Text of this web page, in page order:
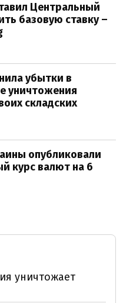
Центральный
базовую ставку –
убытки в
уничтожения
складских
опубликовали
курс валют на 6
уничтожает